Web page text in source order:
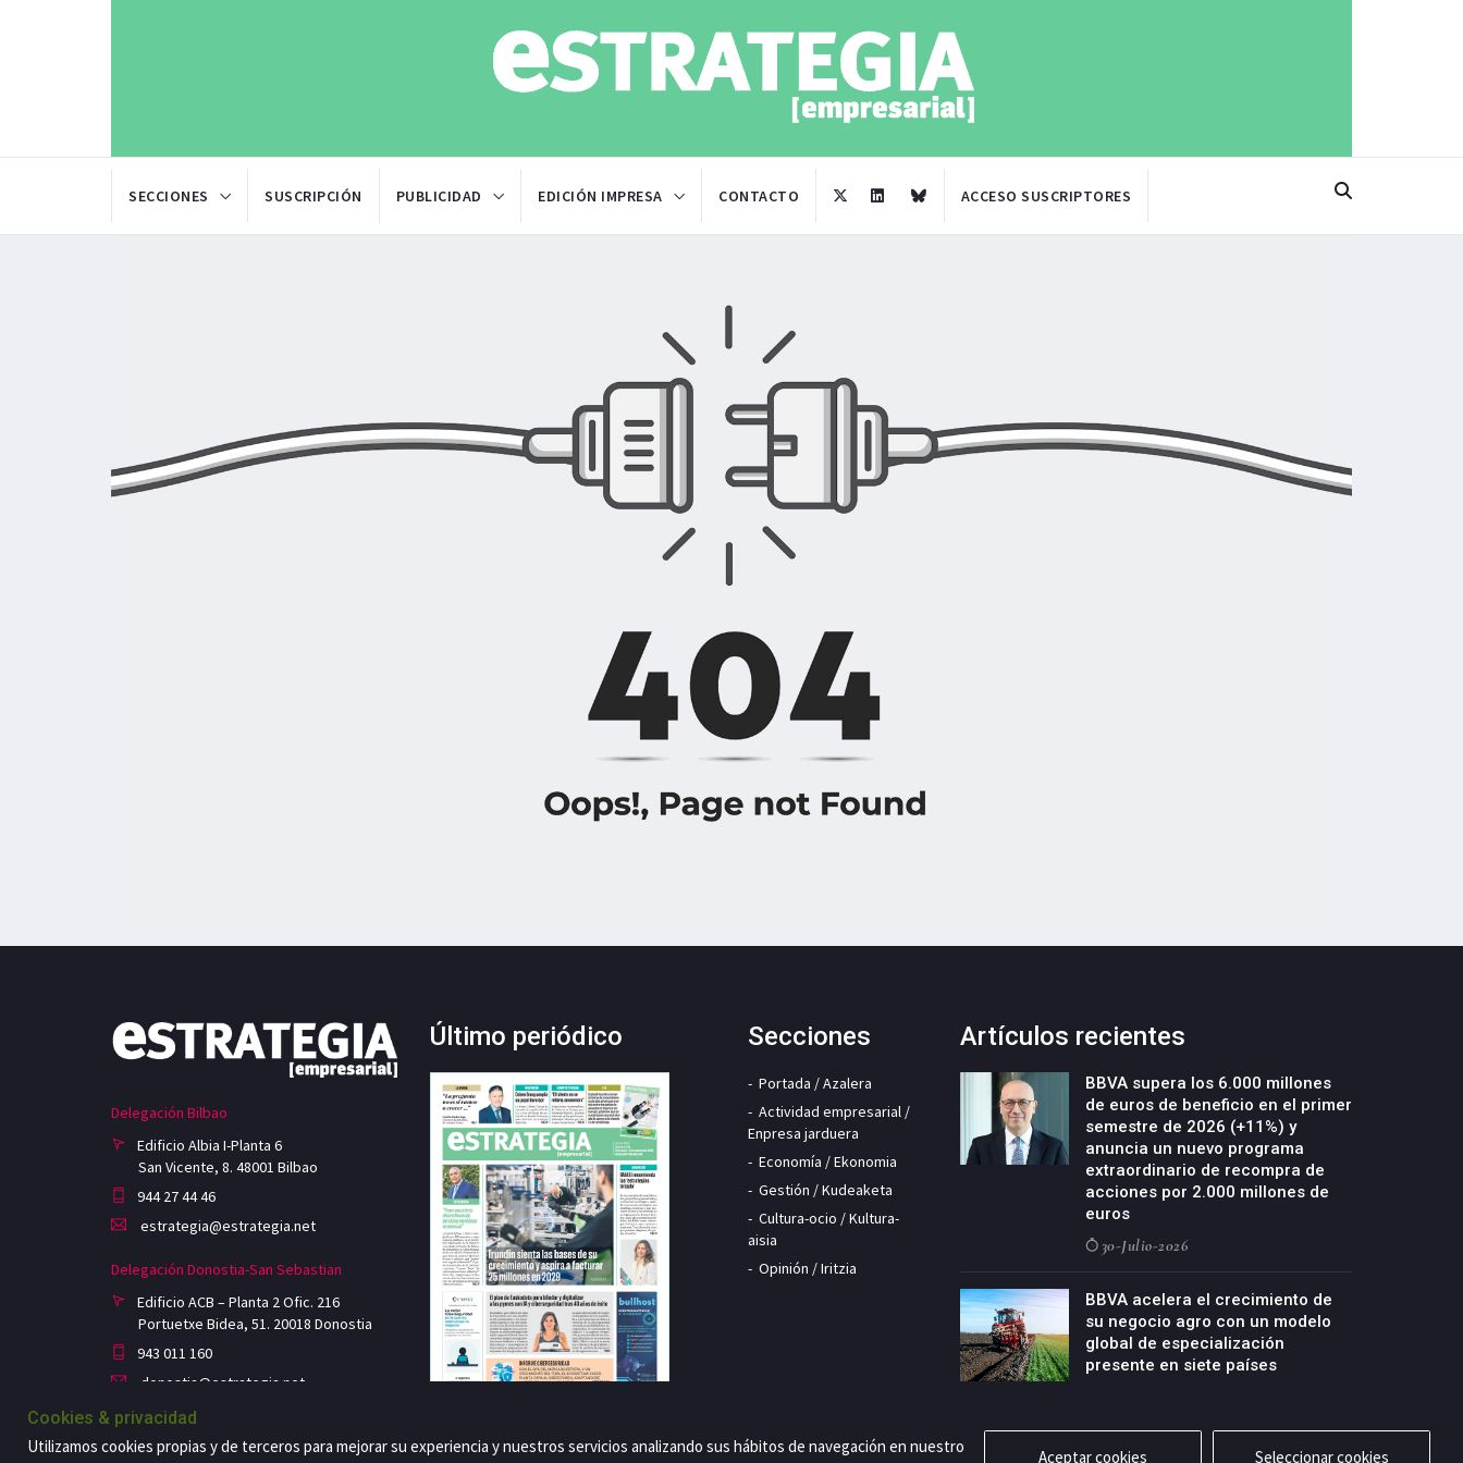
SECCIONES SUSCRIPCIÓN PUBLICIDAD EDICIÓN IMPRESA CONTACTO ACCESO SUSCRIPTORES
Delegación Bilbao
Edificio Albia I-Planta 6
San Vicente, 8. 48001 Bilbao
944 27 44 46
estrategia@estrategia.net
Delegación Donostia-San Sebastian
Edificio ACB – Planta 2 Ofic. 216
Portuetxe Bidea, 51. 20018 Donostia
943 011 160
donostia@estrategia.net
Último periódico Secciones
Portada / Azalera
Actividad empresarial /
Enpresa jarduera
Economía / Ekonomia
Gestión / Kudeaketa
Cultura-ocio / Kultura-
aisia
Opinión / Iritzia
Artículos recientes
BBVA supera los 6.000 millones
de euros de beneficio en el primer
semestre de 2026 (+11%) y
anuncia un nuevo programa
extraordinario de recompra de
acciones por 2.000 millones de
euros
30-Julio-2026
BBVA acelera el crecimiento de
su negocio agro con un modelo
global de especialización
presente en siete países
Cookies & privacidad
Utilizamos cookies propias y de terceros para mejorar su experiencia y nuestros servicios analizando sus hábitos de navegación en nuestro
Aceptar cookies Seleccionar cookies